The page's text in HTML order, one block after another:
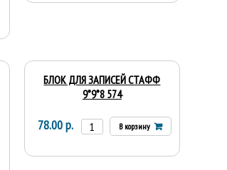
БЛОК ДЛЯ ЗАПИСЕЙ СТАФФ
9*9*8 574
78.00 р. В корзину